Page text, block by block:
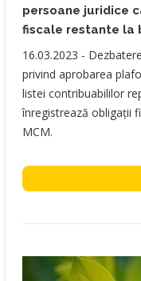
persoane juridice
fiscale restante la
​16.03.2023 -
privind aprobarea
listei contribuabililor
înregistrează obligaţii
MCM.